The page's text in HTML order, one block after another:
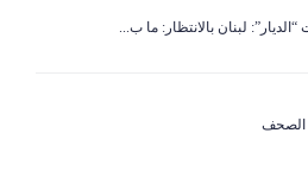
لبنان بالانتظار: ما ب...
الصحف